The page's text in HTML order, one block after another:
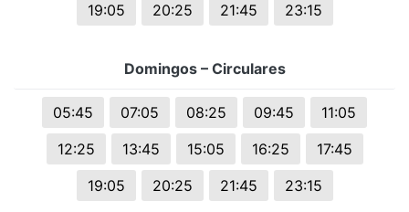
19:05
20:25 21:45 23:15
Domingos – Circulares
05:45 07:05 08:25 09:45
11:05
12:25
13:45 15:05 16:25
17:45
19:05
20:25 21:45 23:15